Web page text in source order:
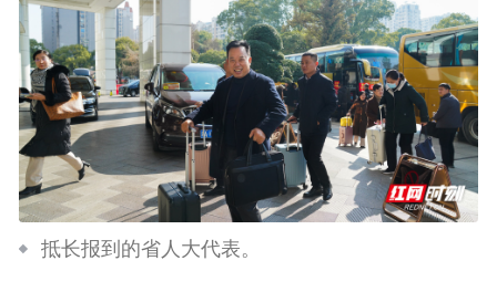
抵长报到的省人大代表。